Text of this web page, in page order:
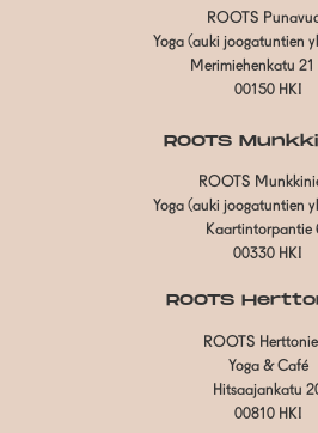
ROOTS
Yoga (auki joogatuntien
Merimiehenkatu 21
00150 HKI
ROOTS
ROOTS
Yoga (auki joogatuntien
Kaartintorpantie
00330 HKI
ROOTS
ROOTS
Yoga & Café
Hitsaajankatu
00810 HKI